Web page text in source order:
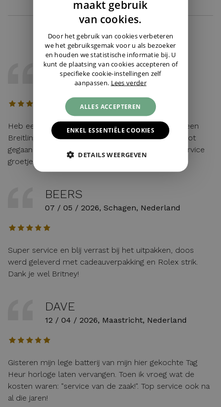
KRISTOF
22 / 05 / 2026, Belgie
Heb eerst gebeld met Cindy voor wat uitleg van een
Breitling en alles vlot verlopen achteraf en zeer vlot
gegaan voor de levering Juwelier Burger is Top service
groetjes Kristof
BEERS
07 / 05 / 2026, Schagen, Nederland
Super service en blij verrast bij het uitpakken, doos
werd geleverd met cadeauverpakking en Rolex strik.
Dank je wel Britney!
DAVE
12 / 04 / 2026, Maastricht, Nederland
Gisteren mijn lege batterij van mijn hier gekochte Tag
Heur horloge laten vervangen. Toen ik vroeg wat de
kosten waren: "service van de zaak!". Top service ook na
al die jaren!
GERMAN
maakt gebruik
van cookies.
Door het gebruik van cookies verbeteren
we het gebruiksgemak voor u als bezoeker
en houden we statistische informatie bij. U
kunt de plaatsing van cookies accepteren of
specifieke cookie-instellingen zelf
aanpassen. Lees verder
ALLES ACCEPTEREN
ENKEL ESSENTIËLE COOKIES
DETAILS WEERGEVEN